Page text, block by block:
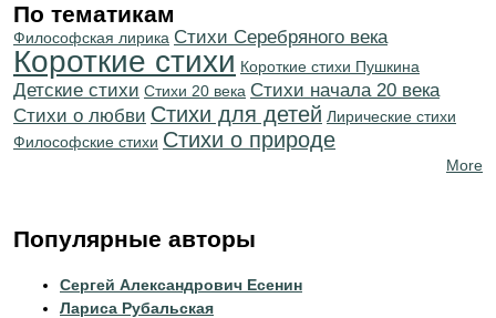
По тематикам
Философская лирика Cтихи Серебряного века
Короткие стихи Короткие стихи Пушкина
Детские стихи Стихи 20 века Cтихи начала 20 века
Стихи о любви Стихи для детей Лирические стихи
Философские стихи Стихи о природе
More
Популярные авторы
Сергей Александрович Есенин
Лариса Рубальская